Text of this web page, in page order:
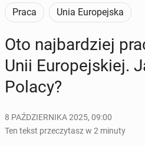
Praca Unia Europejska
Oto naj­bar­dziej
Unii Eu­ro­pej­skiej.
Polacy?
8 PAŹDZIERNIKA 2025, 09:00
Ten tekst przeczytasz w 2 minuty